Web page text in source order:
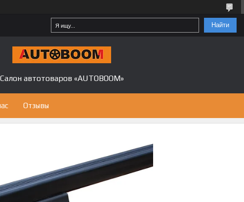
Найти
Салон автотоваров «AUTOBOOM»
Отзывы